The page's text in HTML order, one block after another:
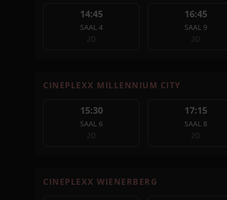
14:45
SAAL 4
2D
16:45
SAAL 9
2D
CINEPLEXX MILLENNIUM CITY
15:30
SAAL 6
2D
17:15
SAAL 8
2D
CINEPLEXX WIENERBERG